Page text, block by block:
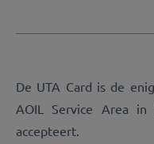
De UTA Card is de
AOIL Service Area in
accepteert.